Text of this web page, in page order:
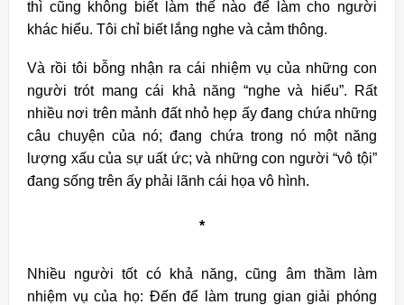
thì cũng không biết làm thế nào để làm cho người
khác hiểu. Tôi chỉ biết lắng nghe và cảm thông.
Và rồi tôi bỗng nhận ra cái nhiệm vụ của những con
người trót mang cái khả năng “nghe và hiểu”. Rất
nhiều nơi trên mảnh đất nhỏ hẹp ấy đang chứa những
câu chuyện của nó; đang chứa trong nó một năng
lượng xấu của sự uất ức; và những con người “vô tội”
đang sống trên ấy phải lãnh cái họa vô hình.
*
Nhiều người tốt có khả năng, cũng âm thầm làm
nhiệm vụ của họ: Đến để làm trung gian giải phóng